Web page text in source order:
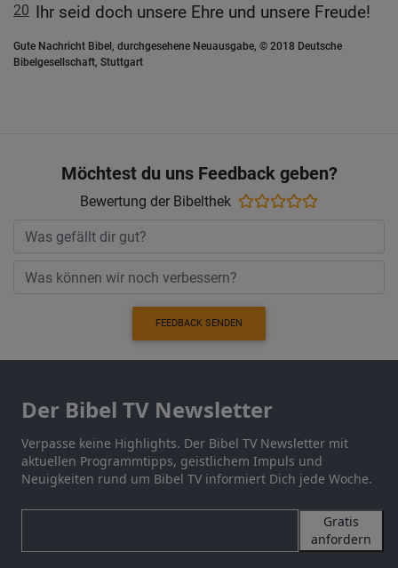
20 Ihr seid doch unsere Ehre und unsere Freude!
Gute Nachricht Bibel, durchgesehene Neuausgabe, © 2018 Deutsche
Bibelgesellschaft, Stuttgart
Möchtest du uns Feedback geben?
Bewertung der Bibelthek
FEEDBACK SENDEN
Der Bibel TV Newsletter
Verpasse keine Highlights. Der Bibel TV Newsletter mit
aktuellen Programmtipps, geistlichem Impuls und
Neuigkeiten rund um Bibel TV informiert Dich jede Woche.
Gratis
anfordern